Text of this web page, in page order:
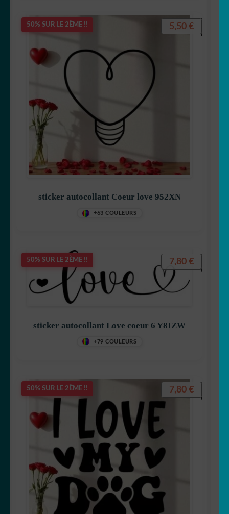
50% SUR LE 2ÈME !!
sticker autocollant Coeur love 952XN
+63 COULEURS
5,50 €
50% SUR LE 2ÈME !!
sticker autocollant Love coeur 6 Y8IZW
+79 COULEURS
7,80 €
50% SUR LE 2ÈME !! 7,80 €